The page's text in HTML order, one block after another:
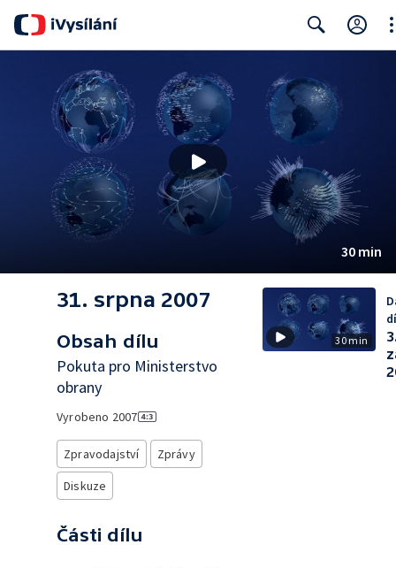
30 min
31. srpna 2007
Obsah dílu
Pokuta pro Ministerstvo
obrany
Vyrobeno 2007
Zpravodajství
Zprávy
Diskuze
Části dílu
30 min